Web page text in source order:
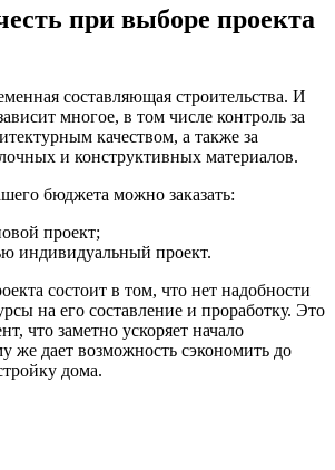
при выборе проекта
составляющая строительства. И
многое, в том числе контроль за
качеством, а также за
и конструктивных материалов.
бюджета можно заказать:
проект;
индивидуальный проект.
состоит в том, что нет надобности
на его составление и проработку. Это
что заметно ускоряет начало
же дает возможность сэкономить до
дома.